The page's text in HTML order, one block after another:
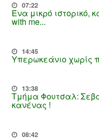
07:22
Ένα μικρό ιστορικό,
with me...
14:45
Υπερωκεάνιο χωρίς
13:38
Τμήμα Φουτσαλ:
κανένας !
08:42